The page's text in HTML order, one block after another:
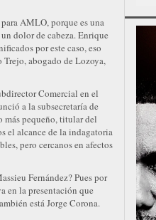
AMLO, porque es una
dolor de cabeza. Enrique
por este caso, eso
abogado de Lozoya,
Comercial en el
a la subsecretaría de
más pequeño, titular del
el alcance de la indagatoria
pero cercanos en afectos
Fernández? Pues por
en la presentación que
está Jorge Corona.